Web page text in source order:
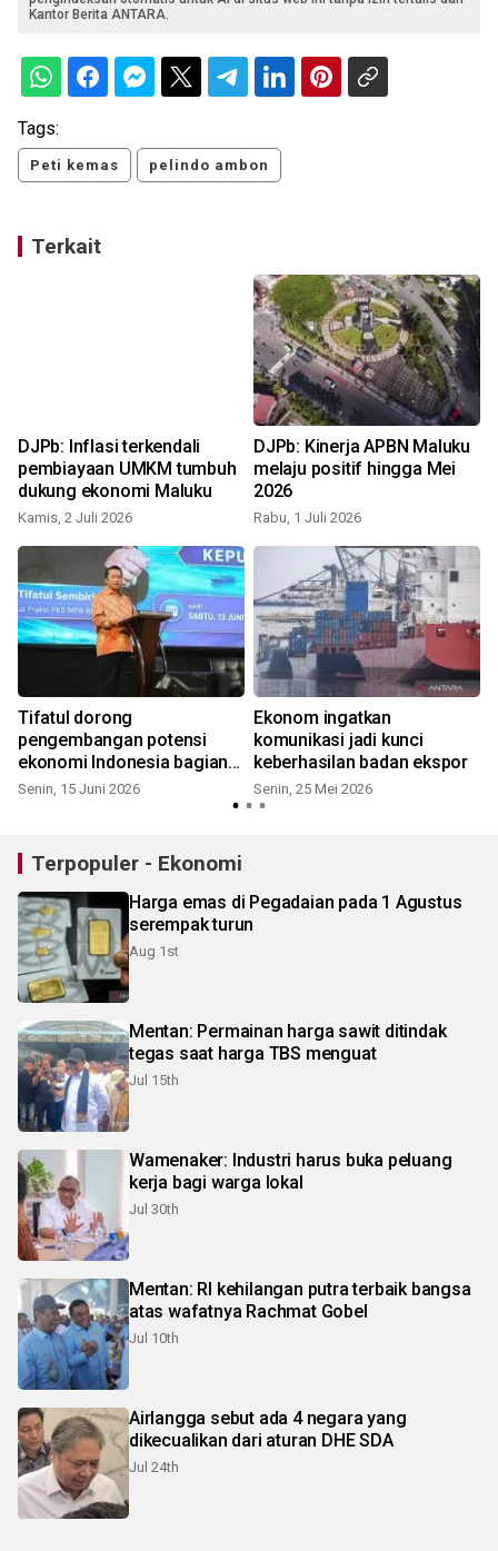
Kantor Berita ANTARA.
Tags:
Peti kemas pelindo ambon
Terkait
DJPb: Inflasi terkendali
pembiayaan UMKM tumbuh
dukung ekonomi Maluku
Kamis, 2 Juli 2026
DJPb: Kinerja APBN Maluku
melaju positif hingga Mei
2026
Rabu, 1 Juli 2026
Tifatul dorong
pengembangan potensi
ekonomi Indonesia bagian
utara
Senin, 15 Juni 2026
Ekonom ingatkan
komunikasi jadi kunci
keberhasilan badan ekspor
Senin, 25 Mei 2026
Terpopuler - Ekonomi
Harga emas di Pegadaian pada 1 Agustus
serempak turun
Aug 1st
Mentan: Permainan harga sawit ditindak
tegas saat harga TBS menguat
Jul 15th
Wamenaker: Industri harus buka peluang
kerja bagi warga lokal
Jul 30th
Mentan: RI kehilangan putra terbaik bangsa
atas wafatnya Rachmat Gobel
Jul 10th
Airlangga sebut ada 4 negara yang
dikecualikan dari aturan DHE SDA
Jul 24th